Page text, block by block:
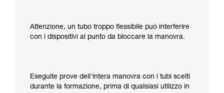
Attenzione, un tubo troppo flessibile può interferire
con i dispositivi al punto da bloccare la manovra.
Eseguite prove dell'intera manovra con i tubi scelti
durante la formazione, prima di qualsiasi utilizzo in